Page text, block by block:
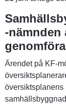
-nämnden
Ärendet på KF-
översiktsplanens